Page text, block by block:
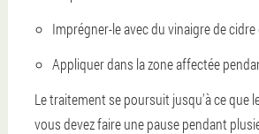
Imprégner-le avec du vinaigre de
Appliquer dans la zone affectée
Le traitement se poursuit jusqu'à ce que
vous devez faire une pause pendant